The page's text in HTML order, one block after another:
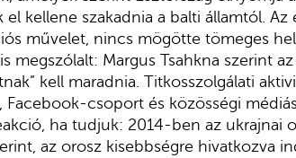
kellene szakadnia a balti államtól. Az
művelet, nincs mögötte tömeges
megszólalt: Margus Tsahkna szerint
kell maradnia. Titkosszolgálati
csoport és közösségi
ha tudjuk: 2014-ben az ukrajnai
az orosz kisebbségre hivatkozva